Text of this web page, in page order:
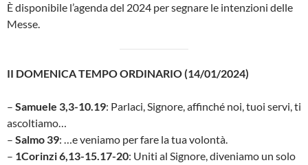
È disponibile l’agenda del 2024 per segnare le intenzioni delle
Messe.
II DOMENICA TEMPO ORDINARIO (14/01/2024)
– Samuele 3,3-10.19: Parlaci, Signore, affinché noi, tuoi servi, ti
ascoltiamo…
– Salmo 39: …e veniamo per fare la tua volontà.
– 1Corinzi 6,13-15.17-20: Uniti al Signore, diveniamo un solo